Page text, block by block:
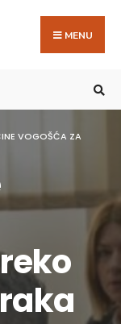
MENU
VOGOŠĆA ZA